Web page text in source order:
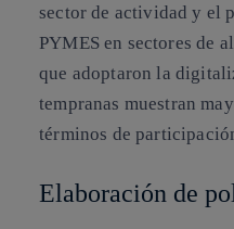
sector de actividad y el
PYMES en sectores de
que adoptaron la
tempranas muestran
términos de
Elaboración de